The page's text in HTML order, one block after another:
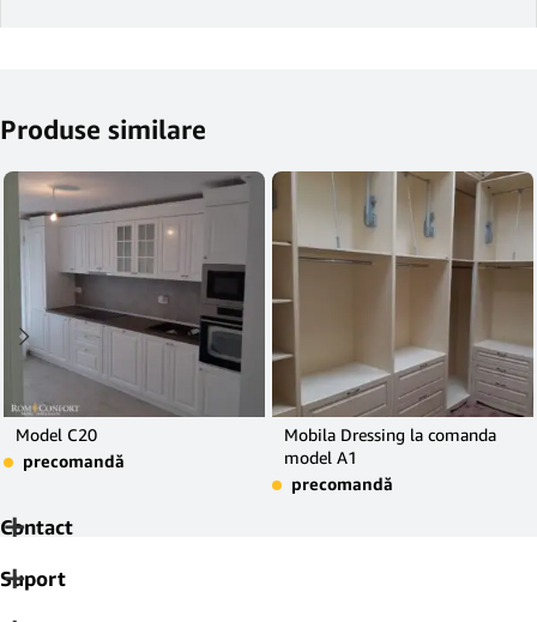
Produse similare
Model C20
precomandă
Mobila Dressing la comanda
model A1
precomandă
Contact
Suport